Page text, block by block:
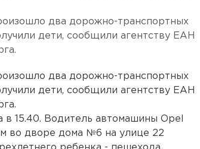
два дорожно-транспортных
дети, сообщили агентству ЕАН
два дорожно-транспортных
дети, сообщили агентству ЕАН
15.40. Водитель автомашины Opel
во дворе дома №6 на улице 22